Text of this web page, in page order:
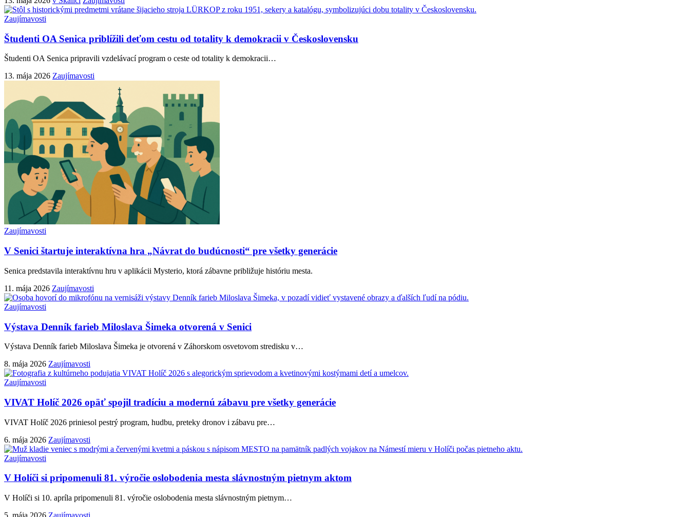
Zaujímavosti
Študenti OA Senica priblížili deťom cestu od totality k demokracii v Československu
Študenti OA Senica pripravili vzdelávací program o ceste od totality k demokracii…
13. mája 2026 Zaujímavosti
Zaujímavosti
V Senici štartuje interaktívna hra „Návrat do budúcnosti“ pre všetky generácie
Senica predstavila interaktívnu hru v aplikácii Mysterio, ktorá zábavne približuje históriu mesta.
11. mája 2026 Zaujímavosti
Zaujímavosti
Výstava Denník farieb Miloslava Šimeka otvorená v Senici
Výstava Denník farieb Miloslava Šimeka je otvorená v Záhorskom osvetovom stredisku v…
8. mája 2026 Zaujímavosti
Zaujímavosti
VIVAT Holíč 2026 opäť spojil tradíciu a modernú zábavu pre všetky generácie
VIVAT Holíč 2026 priniesol pestrý program, hudbu, preteky dronov i zábavu pre…
6. mája 2026 Zaujímavosti
Zaujímavosti
V Holíči si pripomenuli 81. výročie oslobodenia mesta slávnostným pietnym aktom
V Holíči si 10. apríla pripomenuli 81. výročie oslobodenia mesta slávnostným pietnym…